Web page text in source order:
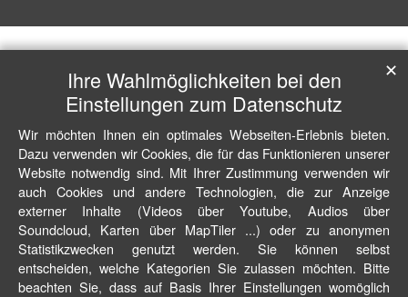
Ihre Wahlmöglichkeiten bei den
Einstellungen zum Datenschutz
Wir möchten Ihnen ein optimales Webseiten-Erlebnis bieten.
Dazu verwenden wir Cookies, die für das Funktionieren unserer
Website notwendig sind. Mit Ihrer Zustimmung verwenden wir
auch Cookies und andere Technologien, die zur Anzeige
externer Inhalte (Videos über Youtube, Audios über
Soundcloud, Karten über MapTiler ...) oder zu anonymen
Statistikzwecken genutzt werden. Sie können selbst
entscheiden, welche Kategorien Sie zulassen möchten. Bitte
beachten Sie, dass auf Basis Ihrer Einstellungen womöglich
✕